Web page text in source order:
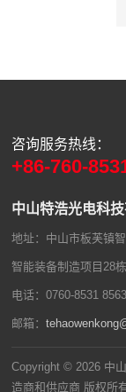
咨询服务热线：
+86-760-
中山特浩光电科
地址：中山市板芙镇
智能装备制造项目28
电话：0760-8531 8563
邮箱：
Copyright © 2026 中
造商和供应商 版权所